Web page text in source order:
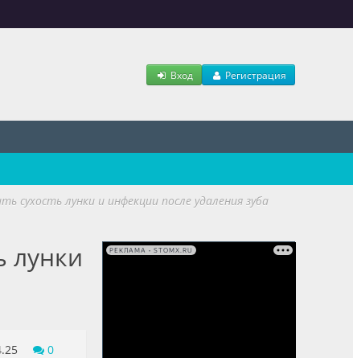
Вход Регистрация
лунки и инфекции после удаления зуба
лунки
0
РЕКЛАМА • STOMX.RU